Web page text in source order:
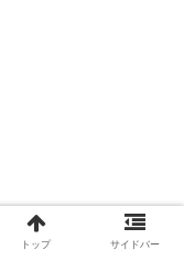
トップ サイドバー